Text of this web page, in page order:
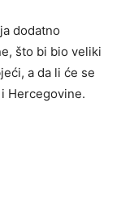
dodatno
što bi bio veliki
a da li će se
Hercegovine.